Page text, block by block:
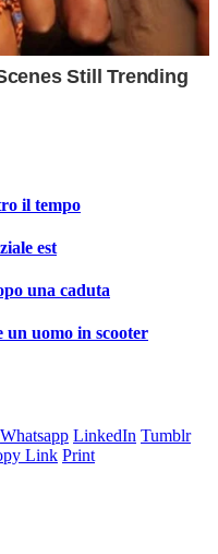
il tempo
est
una caduta
uomo in scooter
Whatsapp LinkedIn Tumblr
Link Print